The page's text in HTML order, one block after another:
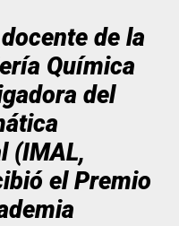
de la
Química
del
(IMAL,
el Premio